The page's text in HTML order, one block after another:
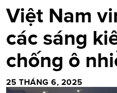
Việt Nam
các sáng
chống ô
25 THÁNG 6, 2025